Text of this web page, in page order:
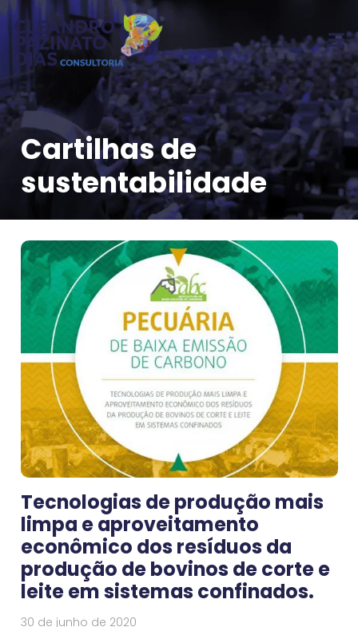
Cartilhas de
sustentabilidade
Tecnologias de produção mais
limpa e aproveitamento
econômico dos resíduos da
produção de bovinos de corte e
leite em sistemas confinados.
30 de junho de 2020